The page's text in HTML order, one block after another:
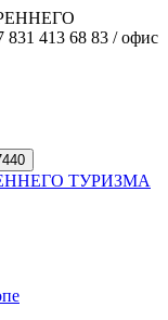
413 68 83 / офис
ТУРИЗМА